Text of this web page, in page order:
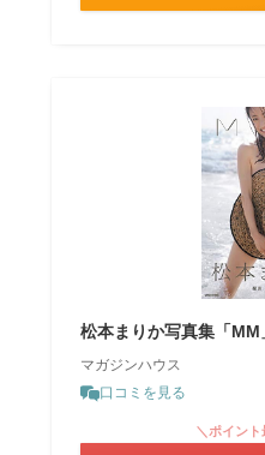
松本まりか写真集「MM
マガジンハウス
口コミを見る
＼ポイント